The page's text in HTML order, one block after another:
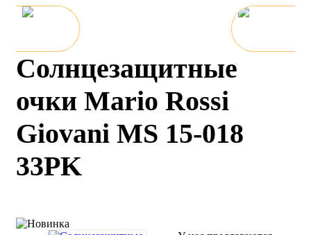
Солнцезащитные
очки Mario Rossi
Giovani MS 15-018
33PK